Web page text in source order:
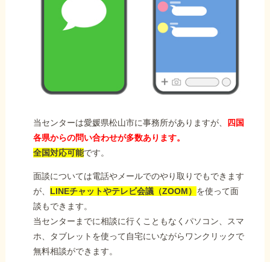
当センターは愛媛県松山市に事務所がありますが、
四国
各県からの問い合わせが多数あります。
全国対応可能です。
面談については電話やメールでのやり取りでもできます
が、 LINEチャットやテレビ会議（ZOOM） を使って面
談もできます。
当センターまでに相談に行くこともなくパソコン、スマ
ホ、タブレットを使って自宅にいながらワンクリックで
無料相談ができます。